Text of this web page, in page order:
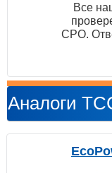
Все
СРО.
Аналоги